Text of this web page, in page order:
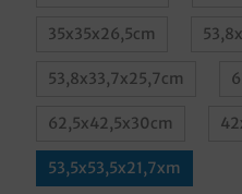
35x35x26,5cm
53,8x33,7x25,7cm
62,5x42,5x30cm
53,5x53,5x21,7xm